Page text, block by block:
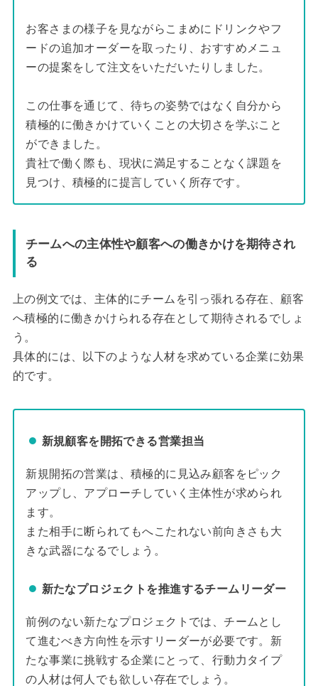
お客さまの様子を見ながらこまめにドリンクやフ
ードの追加オーダーを取ったり、おすすめメニュ
ーの提案をして注文をいただいたりしました。
この仕事を通じて、待ちの姿勢ではなく自分から
積極的に働きかけていくことの大切さを学ぶこと
ができました。
貴社で働く際も、現状に満足することなく課題を
見つけ、積極的に提言していく所存です。
チームへの主体性や顧客への働きかけを期待され
る
上の例文では、主体的にチームを引っ張れる存在、顧客
へ積極的に働きかけられる存在として期待されるでしょ
う。
具体的には、以下のような人材を求めている企業に効果
的です。
新規顧客を開拓できる営業担当
新規開拓の営業は、積極的に見込み顧客をピック
アップし、アプローチしていく主体性が求められ
ます。
また相手に断られてもへこたれない前向きさも大
きな武器になるでしょう。
新たなプロジェクトを推進するチームリーダー
前例のない新たなプロジェクトでは、チームとし
て進むべき方向性を示すリーダーが必要です。新
たな事業に挑戦する企業にとって、行動力タイプ
の人材は何人でも欲しい存在でしょう。